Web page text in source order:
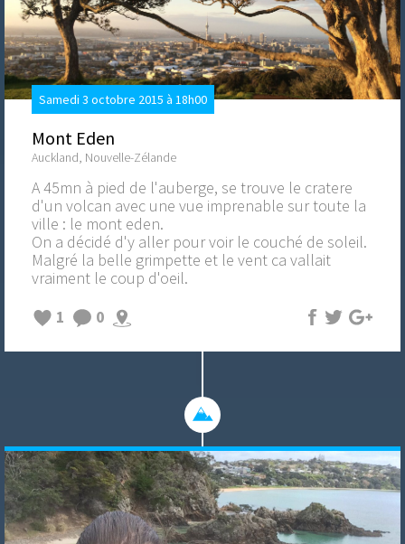
Samedi 3 octobre 2015 à 18h00
Mont Eden
Auckland, Nouvelle-Zélande
A 45mn à pied de l'auberge, se trouve le cratere
d'un volcan avec une vue imprenable sur toute la
ville : le mont eden.
On a décidé d'y aller pour voir le couché de soleil.
Malgré la belle grimpette et le vent ca vallait
vraiment le coup d'oeil.
1
0